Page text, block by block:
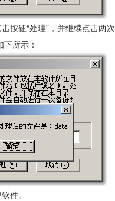
按钮“处理”，并继续点击两
所示：
件。